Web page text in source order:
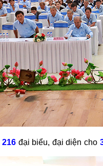
216 đại biểu, đại diện cho